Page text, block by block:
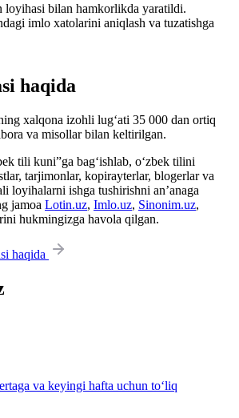
loyihasi bilan hamkorlikda yaratildi.
imlo xatolarini aniqlash va tuzatishga
haqida
xalqona izohli lug‘ati 35 000 dan ortiq
va misollar bilan keltirilgan.
tili kuni”ga bag‘ishlab, o‘zbek tilini
tarjimonlar, kopirayterlar, blogerlar va
loyihalarni ishga tushirishni an’anaga
jamoa Lotin.uz, Imlo.uz, Sinonim.uz,
hukmingizga havola qilgan.
haqida
va keyingi hafta uchun to‘liq